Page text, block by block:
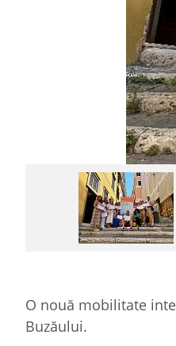
O nouă mobilitate
Buzăului.